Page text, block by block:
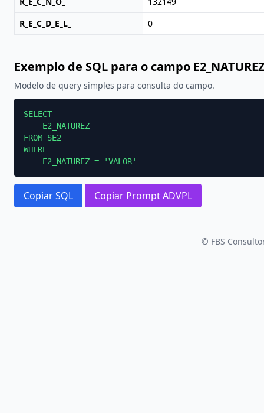
R_E_C_D_E_L_
0
Exemplo de SQL para o campo
Modelo de query simples para consulta do campo.
SELECT
    E2_NATUREZ
FROM SE2
WHERE
    E2_NATUREZ = 'VALOR'
Copiar SQL Copiar Prompt ADVPL
© FBS